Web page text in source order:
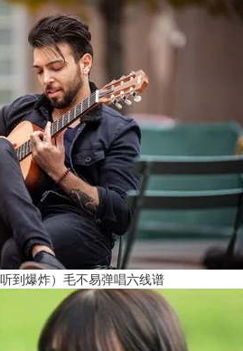
到爆炸）毛不易弹唱六线谱